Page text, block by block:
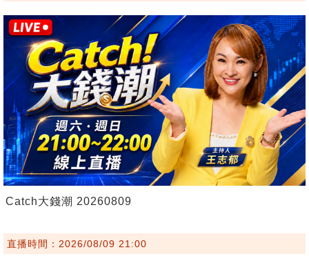
Catch大錢潮 20260809
直播時間：2026/08/09 21:00